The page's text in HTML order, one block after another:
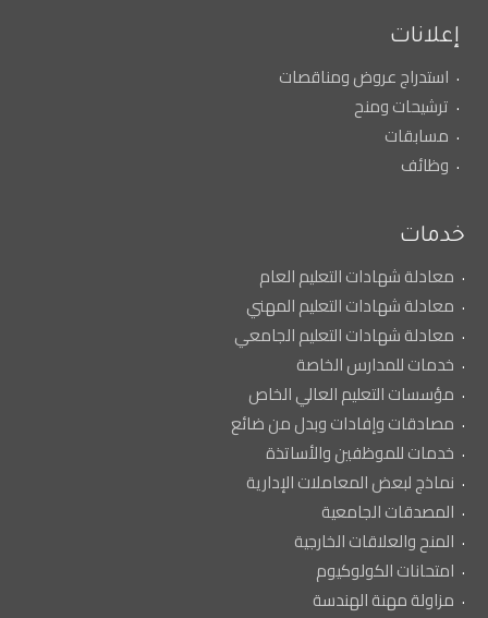
إعلانات
استدراج عروض ومناقصات
ترشيحات ومنح
مسابقات
وظائف
خدمات
معادلة شهادات التعليم العام
معادلة شهادات التعليم المهني
معادلة شهادات التعليم الجامعي
خدمات للمدارس الخاصة
مؤسسات التعليم العالي الخاص
مصادقات وإفادات وبدل من ضائع
خدمات للموظفين والأساتذة
نماذج لبعض المعاملات الإدارية
المصدقات الجامعية
المنح والعلاقات الخارجية
امتحانات الكولوكيوم
مزاولة مهنة الهندسة